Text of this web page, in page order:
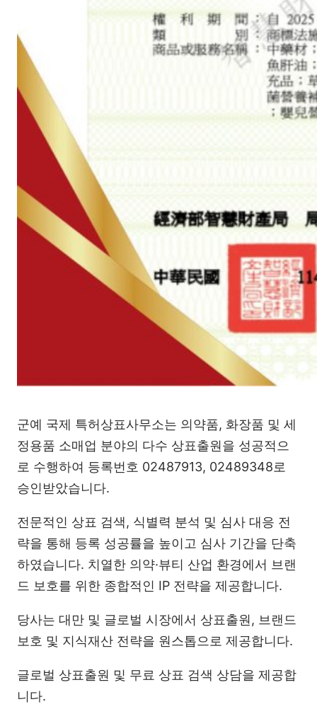
군예 국제 특허상표사무소는 의약품, 화장품 및 세
정용품 소매업 분야의 다수 상표출원을 성공적으
로 수행하여 등록번호 02487913, 02489348로
승인받았습니다.
전문적인 상표 검색, 식별력 분석 및 심사 대응 전
략을 통해 등록 성공률을 높이고 심사 기간을 단축
하였습니다. 치열한 의약·뷰티 산업 환경에서 브랜
드 보호를 위한 종합적인 IP 전략을 제공합니다.
당사는 대만 및 글로벌 시장에서 상표출원, 브랜드
보호 및 지식재산 전략을 원스톱으로 제공합니다.
글로벌 상표출원 및 무료 상표 검색 상담을 제공합
니다.